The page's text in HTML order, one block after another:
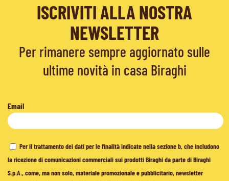
ISCRIVITI ALLA NOSTRA
NEWSLETTER
Per rimanere sempre aggiornato sulle
ultime novità in casa Biraghi
Email
Per il trattamento dei dati per le finalità indicate nella sezione b, che includono
la ricezione di comunicazioni commerciali sui prodotti Biraghi da parte di Biraghi
S.p.A., come, ma non solo, materiale promozionale e pubblicitario, newsletter